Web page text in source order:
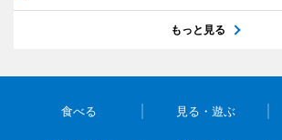
もっと見る
食べる 見る・遊ぶ